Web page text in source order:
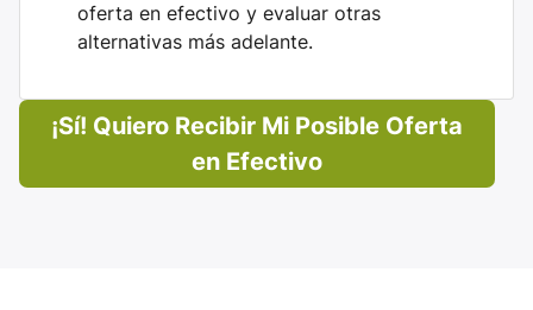
oferta en efectivo y evaluar otras
alternativas más adelante.
¡Sí! Quiero Recibir Mi Posible Oferta
en Efectivo